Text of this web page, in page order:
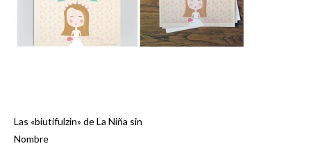
Navegación
Las «biutifulzin» de La Niña sin
Nombre